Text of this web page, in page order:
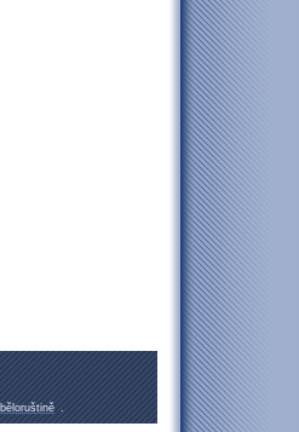
běloruštině .